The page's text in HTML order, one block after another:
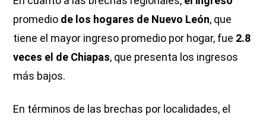
promedio de los hogares de Nuevo León, que
tiene el mayor ingreso promedio por hogar, fue 2.8
veces el de Chiapas, que presenta los ingresos
más bajos.
En términos de las brechas por localidades, el